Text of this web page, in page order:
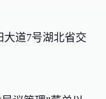
道7号湖北省交